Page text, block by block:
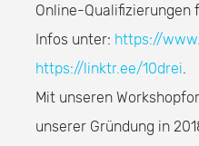
Online-Qualifizierungen
Infos unter: https://
https://linktr.ee/10drei.
Mit unseren
unserer Gründung in